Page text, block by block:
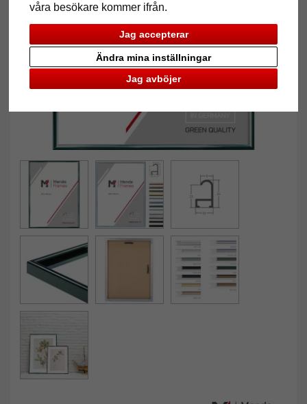
våra besökare kommer ifrån.
Jag accepterar
Jag avböjer
Ändra mina inställningar
Tillbaka